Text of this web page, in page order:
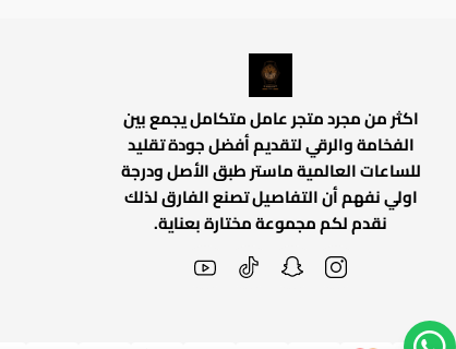
اكثر من مجرد متجر عامل متكامل يجمع بين
الفخامة والرقي لتقديم أفضل جودة تقليد
للساعات العالمية ماستر طبق الأصل ودرجة
اولي نفهم أن التفاصيل تصنع الفارق لذلك
نقدم لكم مجموعة مختارة بعناية.